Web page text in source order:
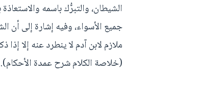
الشيطان، والتبرُّك باسمه
جميع الأسواء، وفيه إشارة إلى أن
ملازم لابن آدم لا ينطرد عنه إلا إذا
(خلاصة الكلام شرح عمدة الأحكام).